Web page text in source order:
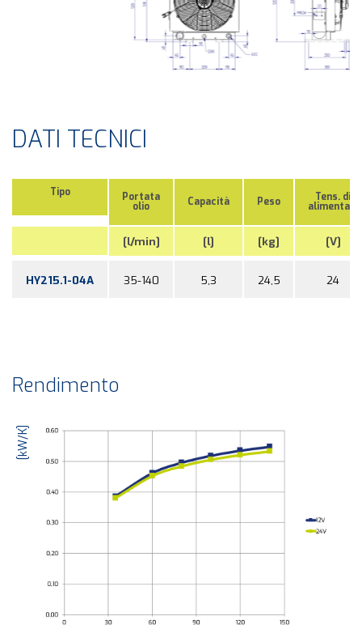
DATI TECNICI
Tipo Portata
olio Capacità Peso Tens. di
alimentaz.
[l/min] [l] [kg] [V]
HY215.1-04A 35-140 5,3 24,5 24
Rendimento
[kW/K]